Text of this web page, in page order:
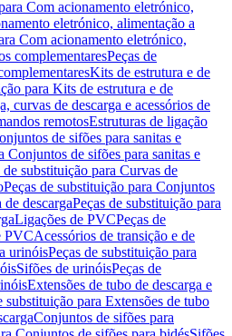
Com acionamento eletrónico,
eletrónico, alimentação a
Com acionamento eletrónico,
complementaresPeças de
Kits de estrutura e de
para Kits de estrutura e de
curvas de descarga e acessórios de
remotosEstruturas de ligação
de sifões para sanitas e
Conjuntos de sifões para sanitas e
de substituição para Curvas de
Peças de substituição para Conjuntos
descargaPeças de substituição para
Ligações de PVCPeças de
PVCAcessórios de transição e de
urinóisPeças de substituição para
Sifões de urinóisPeças de
Extensões de tubo de descarga e
substituição para Extensões de tubo
Conjuntos de sifões para